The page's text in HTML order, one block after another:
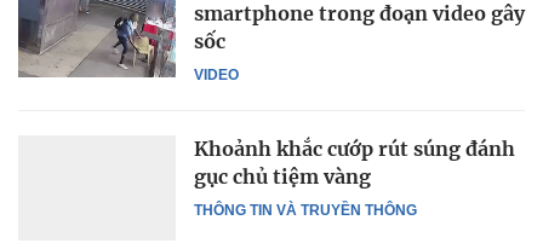
VIDEO
smartphone trong đoạn video gây
sốc
THÔNG TIN VÀ TRUYỀN THÔNG
Khoảnh khắc cướp rút súng đánh
gục chủ tiệm vàng